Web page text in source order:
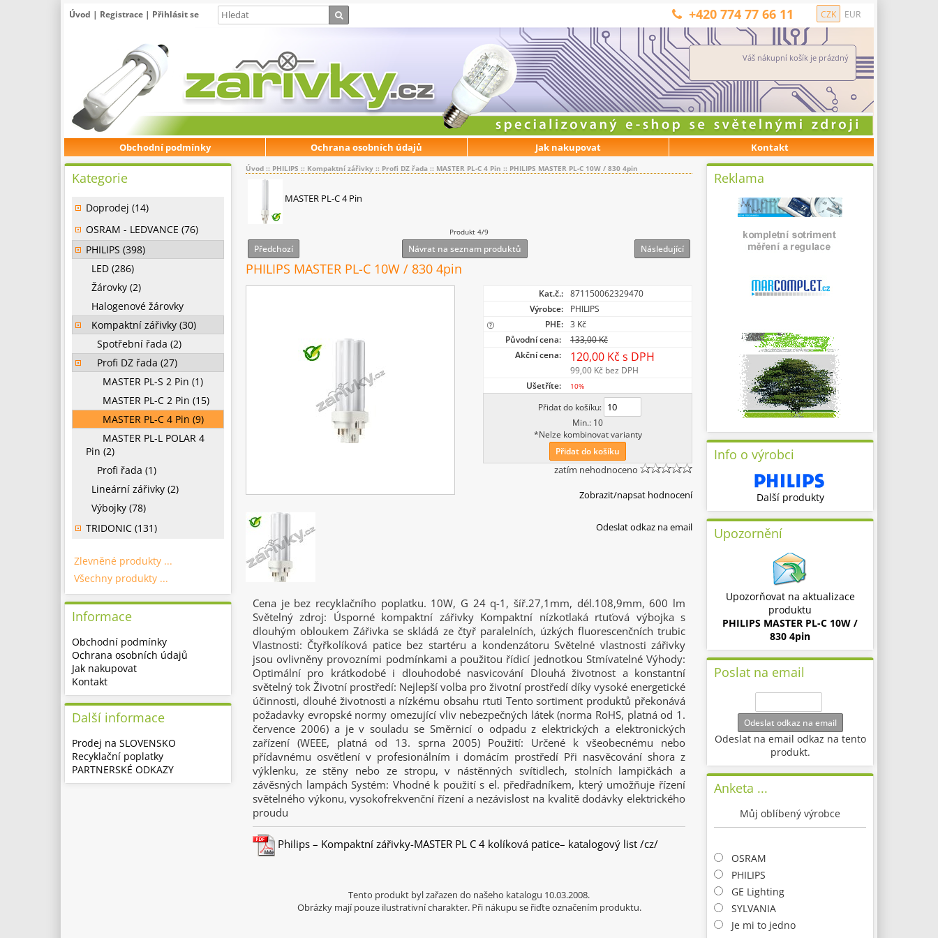
Úvod | Registrace | Přihlásit se CZK EUR
+420 774 77 66 11
Váš nákupní košík je prázdný
Obchodní podmínky Ochrana osobních údajů Jak nakupovat Kontakt
Úvod :: PHILIPS :: Kompaktní zářivky :: Profi DZ řada :: MASTER PL-C 4 Pin :: PHILIPS MASTER PL-C 10W / 830 4pin
MASTER PL-C 4 Pin
Produkt 4/9
Předchozí Návrat na seznam produktů Následující
PHILIPS MASTER PL-C 10W / 830 4pin
Kat.č.: 871150062329470
Výrobce:
PHILIPS
PHE: 3 Kč
Původní cena:
133,00 Kč
Akční cena:
120,00 Kč s DPH
99,00 Kč bez DPH
Ušetříte:
10%
Přidat do košíku:
Min.: 10
*Nelze kombinovat varianty
Přidat do košíku
zatím nehodnoceno
Zobrazit/napsat hodnocení
Odeslat odkaz na email
Cena je bez recyklačního poplatku. 10W, G 24 q-1, šíř.27,1mm, dél.108,9mm, 600 lm
Světelný zdroj: Úsporné kompaktní zářivky Kompaktní nízkotlaká rtuťová výbojka s
dlouhým obloukem Zářivka se skládá ze čtyř paralelních, úzkých fluorescenčních trubic
Vlastnosti: Čtyřkolíková patice bez startéru a kondenzátoru Světelné vlastnosti zářivky
jsou ovlivněny provozními podmínkami a použitou řídicí jednotkou Stmívatelné Výhody:
Optimální pro krátkodobé i dlouhodobé nasvicování Dlouhá životnost a konstantní
světelný tok Životní prostředí: Nejlepší volba pro životní prostředí díky vysoké energetické
účinnosti, dlouhé životnosti a nízkému obsahu rtuti Tento sortiment produktů překonává
požadavky evropské normy omezující vliv nebezpečných látek (norma RoHS, platná od 1.
července 2006) a je v souladu se Směrnicí o odpadu z elektrických a elektronických
zařízení (WEEE, platná od 13. sprna 2005) Použití: Určené k všeobecnému nebo
přídavnému osvětlení v profesionálním i domácím prostředí Při nasvěcování shora z
výklenku, ze stěny nebo ze stropu, v nástěnných svítidlech, stolních lampičkách a
závěsných lampách Systém: Vhodné k použití s el. předřadníkem, který umožňuje řízení
světelného výkonu, vysokofrekvenční řízení a nezávislost na kvalitě dodávky elektrického
proudu
Philips – Kompaktní zářivky-MASTER PL C 4 kolíková patice– katalogový list /cz/
Tento produkt byl zařazen do našeho katalogu 10.03.2008.
Obrázky mají pouze ilustrativní charakter. Při nákupu se řiďte označením produktu.
Kategorie
Doprodej (14)
OSRAM - LEDVANCE (76)
PHILIPS (398)
LED (286)
Žárovky (2)
Halogenové žárovky
Kompaktní zářivky (30)
Spotřební řada (2)
Profi DZ řada (27)
MASTER PL-S 2 Pin (1)
MASTER PL-C 2 Pin (15)
MASTER PL-C 4 Pin (9)
MASTER PL-L POLAR 4
Pin (2)
Profi řada (1)
Lineární zářivky (2)
Výbojky (78)
TRIDONIC (131)
Zlevněné produkty ...
Všechny produkty ...
Informace
Obchodní podmínky
Ochrana osobních údajů
Jak nakupovat
Kontakt
Další informace
Prodej na SLOVENSKO
Recyklační poplatky
PARTNERSKÉ ODKAZY
Reklama
Info o výrobci
Další produkty
Upozornění
Upozorňovat na aktualizace
produktu
PHILIPS MASTER PL-C 10W /
830 4pin
Poslat na email
Odeslat odkaz na email
Odeslat na email odkaz na tento
produkt.
Anketa ...
Můj oblíbený výrobce
OSRAM
PHILIPS
GE Lighting
SYLVANIA
Je mi to jedno